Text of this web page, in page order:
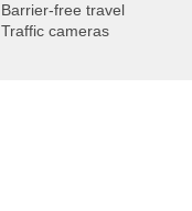
Barrier-free travel
Traffic cameras